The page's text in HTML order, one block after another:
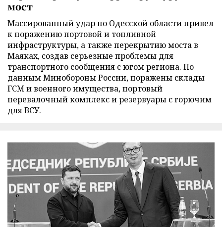
мост
Массированный удар по Одесской области привел
к поражению портовой и топливной
инфраструктуры, а также перекрытию моста в
Маяках, создав серьезные проблемы для
транспортного сообщения с югом региона. По
данным Минобороны России, поражены склады
ГСМ и военного имущества, портовый
перевалочный комплекс и резервуары с горючим
для ВСУ.